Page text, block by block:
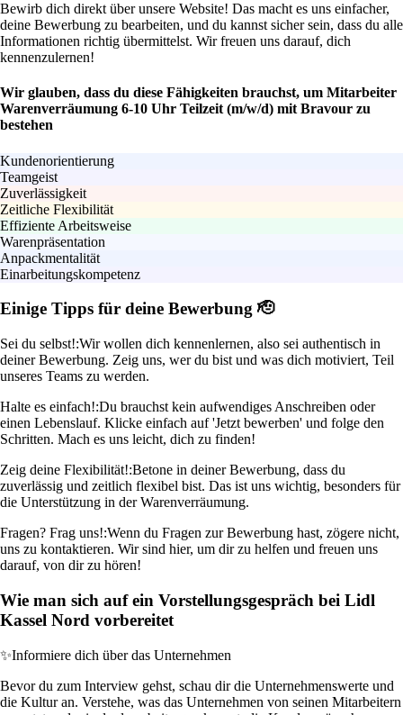
Bewirb dich direkt über unsere Website! Das macht es uns einfacher,
deine Bewerbung zu bearbeiten, und du kannst sicher sein, dass du alle
Informationen richtig übermittelst. Wir freuen uns darauf, dich
kennenzulernen!
Wir glauben, dass du diese Fähigkeiten brauchst, um Mitarbeiter
Warenverräumung 6-10 Uhr Teilzeit (m/w/d) mit Bravour zu
bestehen
Kundenorientierung
Teamgeist
Zuverlässigkeit
Zeitliche Flexibilität
Effiziente Arbeitsweise
Warenpräsentation
Anpackmentalität
Einarbeitungskompetenz
Einige Tipps für deine Bewerbung 🫡
Sei du selbst!:Wir wollen dich kennenlernen, also sei authentisch in
deiner Bewerbung. Zeig uns, wer du bist und was dich motiviert, Teil
unseres Teams zu werden.
Halte es einfach!:Du brauchst kein aufwendiges Anschreiben oder
einen Lebenslauf. Klicke einfach auf 'Jetzt bewerben' und folge den
Schritten. Mach es uns leicht, dich zu finden!
Zeig deine Flexibilität!:Betone in deiner Bewerbung, dass du
zuverlässig und zeitlich flexibel bist. Das ist uns wichtig, besonders für
die Unterstützung in der Warenverräumung.
Fragen? Frag uns!:Wenn du Fragen zur Bewerbung hast, zögere nicht,
uns zu kontaktieren. Wir sind hier, um dir zu helfen und freuen uns
darauf, von dir zu hören!
Wie man sich auf ein Vorstellungsgespräch bei Lidl
Kassel Nord vorbereitet
✨Informiere dich über das Unternehmen
Bevor du zum Interview gehst, schau dir die Unternehmenswerte und
die Kultur an. Verstehe, was das Unternehmen von seinen Mitarbeitern